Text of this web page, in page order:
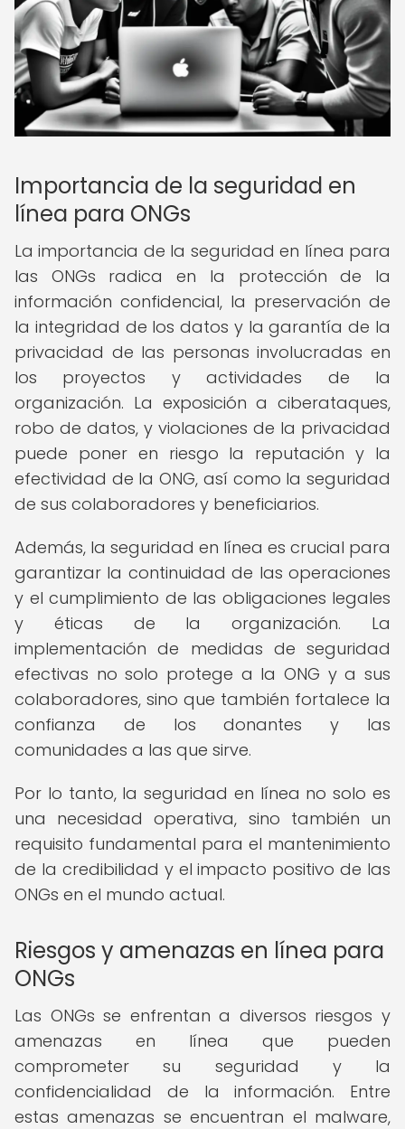
Importancia de la seguridad en
línea para ONGs
La importancia de la seguridad en línea para
las ONGs radica en la protección de la
información confidencial, la preservación de
la integridad de los datos y la garantía de la
privacidad de las personas involucradas en
los proyectos y actividades de la
organización. La exposición a ciberataques,
robo de datos, y violaciones de la privacidad
puede poner en riesgo la reputación y la
efectividad de la ONG, así como la seguridad
de sus colaboradores y beneficiarios.
Además, la seguridad en línea es crucial para
garantizar la continuidad de las operaciones
y el cumplimiento de las obligaciones legales
y éticas de la organización. La
implementación de medidas de seguridad
efectivas no solo protege a la ONG y a sus
colaboradores, sino que también fortalece la
confianza de los donantes y las
comunidades a las que sirve.
Por lo tanto, la seguridad en línea no solo es
una necesidad operativa, sino también un
requisito fundamental para el mantenimiento
de la credibilidad y el impacto positivo de las
ONGs en el mundo actual.
Riesgos y amenazas en línea para
ONGs
Las ONGs se enfrentan a diversos riesgos y
amenazas en línea que pueden
comprometer su seguridad y la
confidencialidad de la información. Entre
estas amenazas se encuentran el malware,